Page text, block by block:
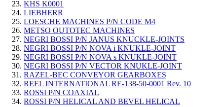
KHS K0001
LIEBHERR
LOESCHE MACHINES P/N CODE M4
METSO OUTOTEC MACHINES
NEGRI BOSSI P/N JANUS KNUCKLE-JOINTS
NEGRI BOSSI P/N NOVA i KNUKLE-JOINT
NEGRI BOSSI P/N NOVA s KNUKLE-JOINT
NEGRI BOSSI P/N VECTOR KNUKLE-JOINT
RAZEL-BEC CONVEYOR GEARBOXES
REEL INTERNATIONAL RE-138-50-0001 Rev. 10
ROSSI P/N COAXIAL
ROSSI P/N HELICAL AND BEVEL HELICAL